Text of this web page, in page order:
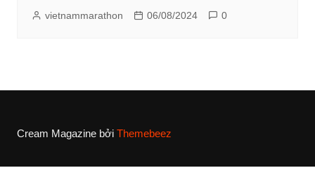
vietnammarathon 06/08/2024 0
Cream Magazine bởi Themebeez